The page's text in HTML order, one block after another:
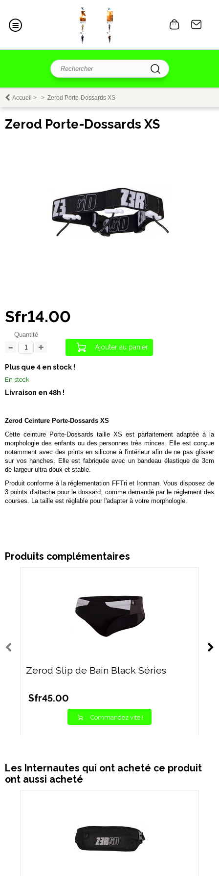
Accueil > > Zerod Porte-Dossards XS
Zerod Porte-Dossards XS
Sfr14.00
Quantité
Ajouter au panier
Plus que 4 en stock !
En stock
Livraison en 48h !
Zerod Ceinture Porte-Dossards XS
Cette ceinture Porte-Dossards taille XS est parfaitement adaptée à la
morphologie des enfants ou des personnes très minces. Elle est conçue
notamment avec des prints en silicone à l'intérieur afin de ne pas glisser
sur vos hanches. Elle est fabriquée avec un bandeau élastique de 3cm
de largeur ultra doux et stable.
Produit conforme à la réglementation FFTri et Ironman. Vous disposez de
3 points d'attache pour le dossard, comme demandé par le réglement des
courses. La taille est réglable pour l'adapter à votre morphologie.
Produits complémentaires
Zerod Slip de Bain Black Séries
Sfr45.00
Commandez vite !
Les Internautes qui ont acheté ce produit
ont aussi acheté